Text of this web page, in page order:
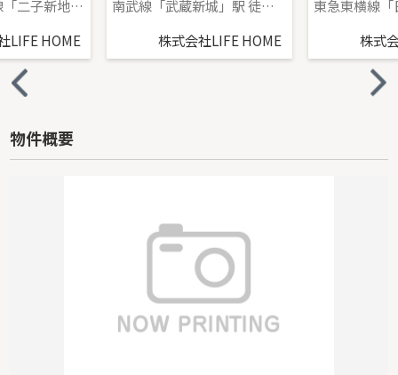
東急田園都市線「二子新地」駅 徒歩4分
LIFE HOME
南武線「武蔵新城」駅 徒歩12分
株式会社LIFE HOME
株式
物件概要